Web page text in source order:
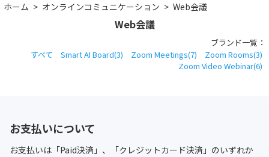
ホーム > オンラインコミュニケーション > Web会議
Web会議
ブランド一覧：
すべて
Smart AI Board(3) Zoom Meetings(7)
Zoom Rooms(3)
Zoom Video Webinar(6)
お支払いについて
お支払いは「Paid決済」、「クレジットカード決済」のいずれか